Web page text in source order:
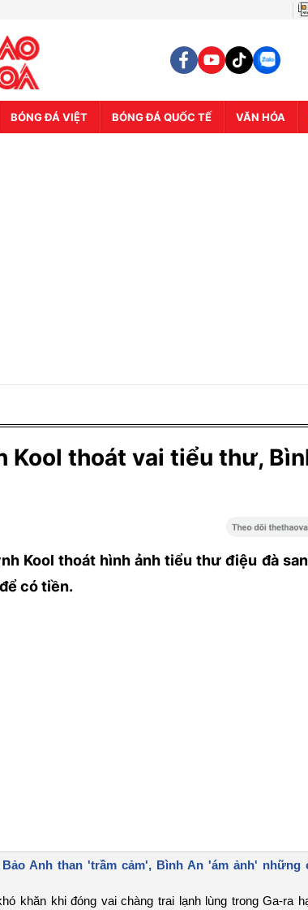
BÓNG ĐÁ VIỆT BÓNG ĐÁ QUỐC TẾ VĂN HÓA
Kool thoát vai tiểu thư,
Kool thoát hình ảnh tiểu thư điệu đà
có tiền.
Anh than 'trầm cảm', Bình An 'ám ảnh' những
khăn khi đóng vai chàng trai lạnh lùng trong Ga-ra